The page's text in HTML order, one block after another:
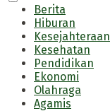
Berita
Hiburan
Kesejahteraan
Kesehatan
Pendidikan
Ekonomi
Olahraga
Agamis